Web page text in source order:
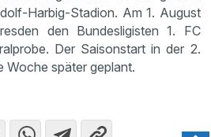
Harbig-Stadion. Am 1. August
den Bundesligisten 1. FC
Der Saisonstart in der 2.
Woche später geplant.